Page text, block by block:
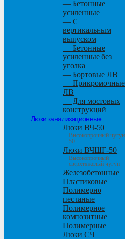
— Бетонные
усиленные
— С
вертикальным
выпуском
— Бетонные
усиленные без
уголка
— Бортовые ЛВ
— Прикромочные
ЛВ
— Для мостовых
конструкций
Люки канализационные
Люки ВЧ-50
Высокопрочный чугун
50
Люки ВЧШГ-50
Высокопрочный
сверхтяжелый чугун
Железобетонные
Пластиковые
Полимерно
песчаные
Полимерное
композитные
Полимерные
Люки СЧ